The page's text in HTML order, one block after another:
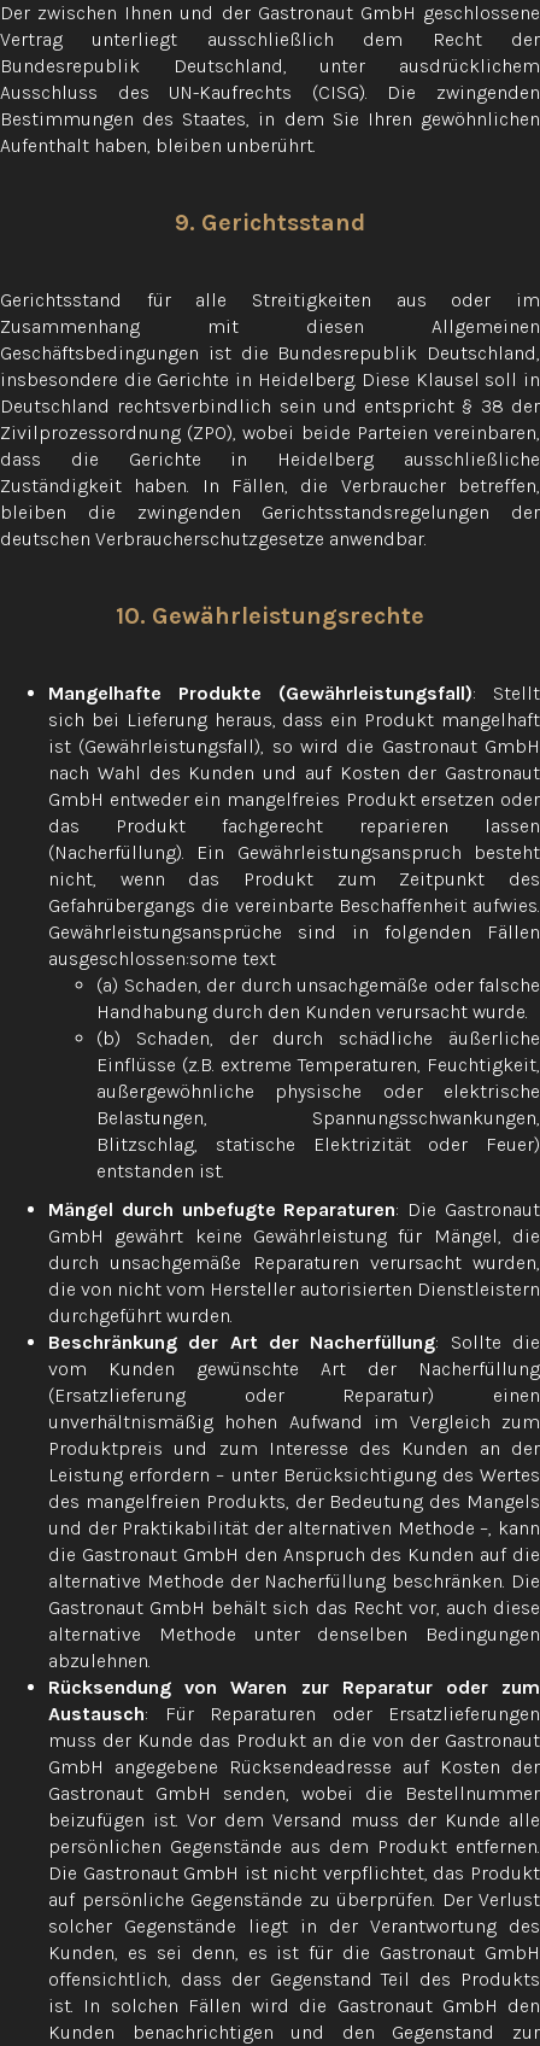
Der zwischen Ihnen und der Gastronaut GmbH geschlossene
Vertrag unterliegt ausschließlich dem Recht der
Bundesrepublik Deutschland, unter ausdrücklichem
Ausschluss des UN-Kaufrechts (CISG). Die zwingenden
Bestimmungen des Staates, in dem Sie Ihren gewöhnlichen
Aufenthalt haben, bleiben unberührt.
9. Gerichtsstand
Gerichtsstand für alle Streitigkeiten aus oder im
Zusammenhang mit diesen Allgemeinen
Geschäftsbedingungen ist die Bundesrepublik Deutschland,
insbesondere die Gerichte in Heidelberg. Diese Klausel soll in
Deutschland rechtsverbindlich sein und entspricht § 38 der
Zivilprozessordnung (ZPO), wobei beide Parteien vereinbaren,
dass die Gerichte in Heidelberg ausschließliche
Zuständigkeit haben. In Fällen, die Verbraucher betreffen,
bleiben die zwingenden Gerichtsstandsregelungen der
deutschen Verbraucherschutzgesetze anwendbar.
10. Gewährleistungsrechte
Mangelhafte Produkte (Gewährleistungsfall): Stellt
sich bei Lieferung heraus, dass ein Produkt mangelhaft
ist (Gewährleistungsfall), so wird die Gastronaut GmbH
nach Wahl des Kunden und auf Kosten der Gastronaut
GmbH entweder ein mangelfreies Produkt ersetzen oder
das Produkt fachgerecht reparieren lassen
(Nacherfüllung). Ein Gewährleistungsanspruch besteht
nicht, wenn das Produkt zum Zeitpunkt des
Gefahrübergangs die vereinbarte Beschaffenheit aufwies.
Gewährleistungsansprüche sind in folgenden Fällen
ausgeschlossen:some text
(a) Schaden, der durch unsachgemäße oder falsche
Handhabung durch den Kunden verursacht wurde.
(b) Schaden, der durch schädliche äußerliche
Einflüsse (z.B. extreme Temperaturen, Feuchtigkeit,
außergewöhnliche physische oder elektrische
Belastungen, Spannungsschwankungen,
Blitzschlag, statische Elektrizität oder Feuer)
entstanden ist.
Mängel durch unbefugte Reparaturen: Die Gastronaut
GmbH gewährt keine Gewährleistung für Mängel, die
durch unsachgemäße Reparaturen verursacht wurden,
die von nicht vom Hersteller autorisierten Dienstleistern
durchgeführt wurden.
Beschränkung der Art der Nacherfüllung: Sollte die
vom Kunden gewünschte Art der Nacherfüllung
(Ersatzlieferung oder Reparatur) einen
unverhältnismäßig hohen Aufwand im Vergleich zum
Produktpreis und zum Interesse des Kunden an der
Leistung erfordern – unter Berücksichtigung des Wertes
des mangelfreien Produkts, der Bedeutung des Mangels
und der Praktikabilität der alternativen Methode –, kann
die Gastronaut GmbH den Anspruch des Kunden auf die
alternative Methode der Nacherfüllung beschränken. Die
Gastronaut GmbH behält sich das Recht vor, auch diese
alternative Methode unter denselben Bedingungen
abzulehnen.
Rücksendung von Waren zur Reparatur oder zum
Austausch: Für Reparaturen oder Ersatzlieferungen
muss der Kunde das Produkt an die von der Gastronaut
GmbH angegebene Rücksendeadresse auf Kosten der
Gastronaut GmbH senden, wobei die Bestellnummer
beizufügen ist. Vor dem Versand muss der Kunde alle
persönlichen Gegenstände aus dem Produkt entfernen.
Die Gastronaut GmbH ist nicht verpflichtet, das Produkt
auf persönliche Gegenstände zu überprüfen. Der Verlust
solcher Gegenstände liegt in der Verantwortung des
Kunden, es sei denn, es ist für die Gastronaut GmbH
offensichtlich, dass der Gegenstand Teil des Produkts
ist. In solchen Fällen wird die Gastronaut GmbH den
Kunden benachrichtigen und den Gegenstand zur